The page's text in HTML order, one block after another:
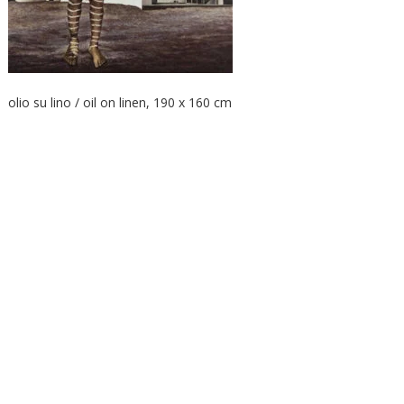
olio su lino / oil on linen, 190 x 160 cm